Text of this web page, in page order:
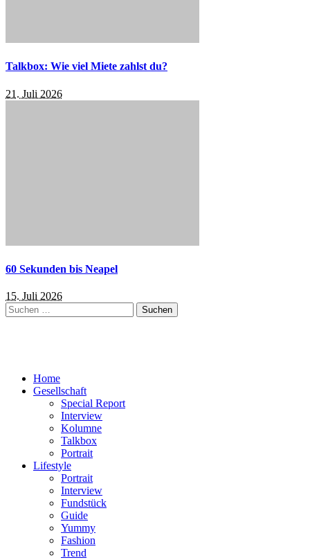
Talkbox: Wie viel Miete zahlst du?
21. Juli 2026
60 Sekunden bis Neapel
15. Juli 2026
Suchen
nach:
Home
Gesellschaft
Special Report
Interview
Kolumne
Talkbox
Portrait
Lifestyle
Portrait
Interview
Fundstück
Guide
Yummy
Fashion
Trend